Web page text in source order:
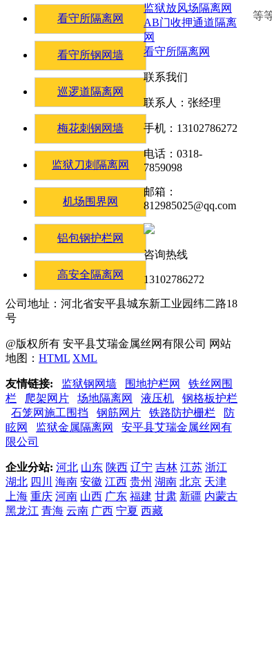
看守所隔离网
看守所钢网墙
巡逻道隔离网
梅花刺钢网墙
监狱刀刺隔离网
机场围界网
铝包钢护栏网
高安全隔离网
等
监狱放风场隔离网
AB门收押通道隔离
网
看守所隔离网
联系我们
联系人：张经理
手机：13102786272
电话：0318-
7859098
邮箱：
812985025@qq.com
咨询热线
13102786272
公司地址：河北省安平县城东新工业园纬二路18
号
@版权所有 安平县艾瑞金属丝网有限公司 网站
地图： HTML XML
友情链接: 监狱钢网墙 围地护栏网
铁丝网围
栏
爬架网片 场地隔离网 液压机
钢格板护栏
石笼网施工围挡
钢筋网片 铁路防护栅栏
防
眩网
监狱金属隔离网
安平县艾瑞金属丝网有
限公司
企业分站: 河北 山东 陕西 辽宁 吉林 江苏 浙江
湖北 四川 海南 安徽 江西 贵州 湖南 北京 天津
上海 重庆 河南 山西 广东 福建 甘肃 新疆 内蒙古
黑龙江 青海 云南 广西 宁夏 西藏